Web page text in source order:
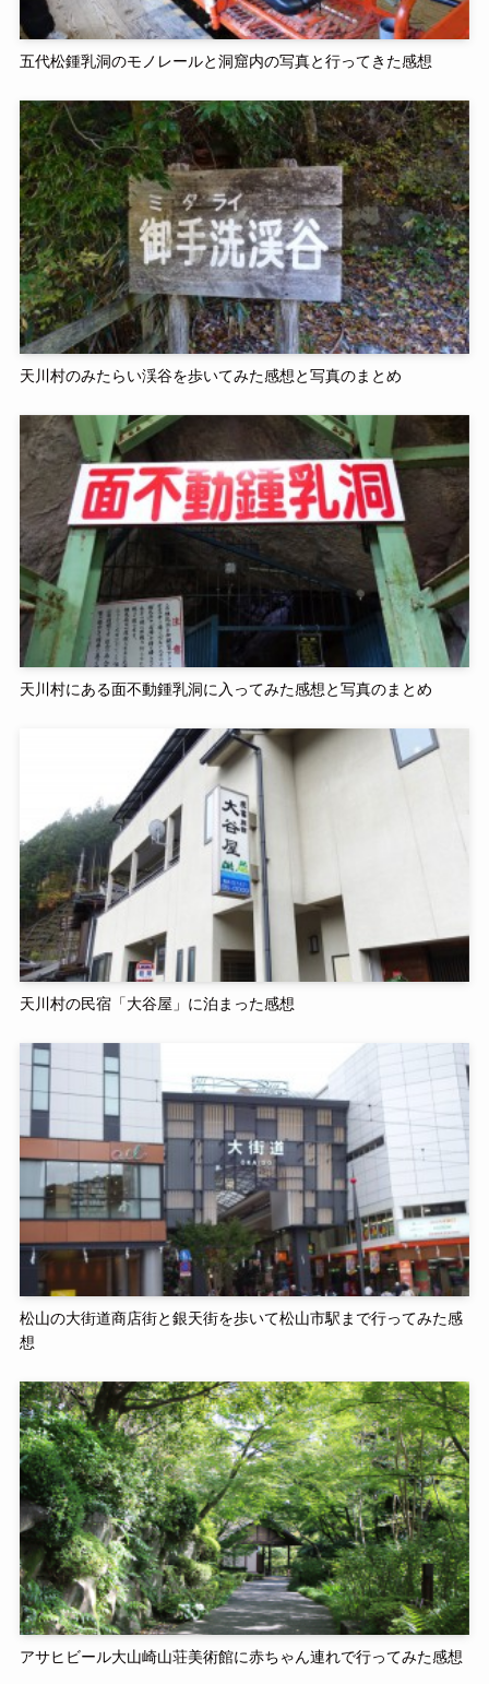
五代松鍾乳洞のモノレールと洞窟内の写真と行ってきた感想
天川村のみたらい渓谷を歩いてみた感想と写真のまとめ
天川村にある面不動鍾乳洞に入ってみた感想と写真のまとめ
天川村の民宿「大谷屋」に泊まった感想
松山の大街道商店街と銀天街を歩いて松山市駅まで行ってみた感
想
アサヒビール大山崎山荘美術館に赤ちゃん連れで行ってみた感想